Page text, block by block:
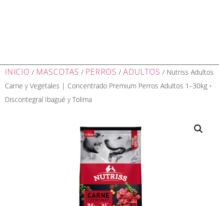
INICIO / MASCOTAS / PERROS /ADULTOS / Nutriss Adultos
Carne y Vegetales | Concentrado Premium Perros Adultos 1–30kg •
Discontegral Ibagué y Tolima